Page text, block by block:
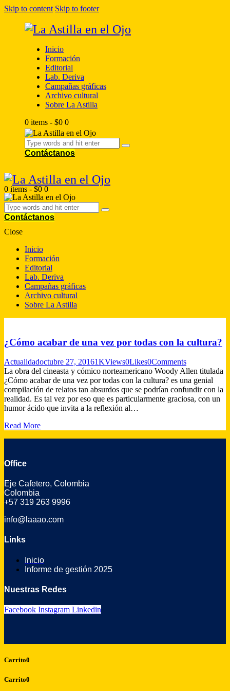
Skip to content Skip to footer
Inicio
Formación
Editorial
Lab. Deriva
Campañas gráficas
Archivo cultural
Sobre La Astilla
0 items - $0 0
Contáctanos
0 items - $0 0
Contáctanos
Close
Inicio
Formación
Editorial
Lab. Deriva
Campañas gráficas
Archivo cultural
Sobre La Astilla
¿Cómo acabar de una vez por todas con la cultura?
Actualidadoctubre 27, 20161KViews0Likes0Comments
La obra del cineasta y cómico norteamericano Woody Allen titulada
¿Cómo acabar de una vez por todas con la cultura? es una genial
compilación de relatos tan absurdos que se podrían confundir con la
realidad. Es tal vez por eso que es particularmente graciosa, con un
humor ácido que invita a la reflexión al…
Read More
Office
Eje Cafetero, Colombia
Colombia
+57 319 263 9996
info@laaao.com
Links
Inicio
Informe de gestión 2025
Nuestras Redes
Facebook Instagram Linkedin
Carrito0
Carrito0